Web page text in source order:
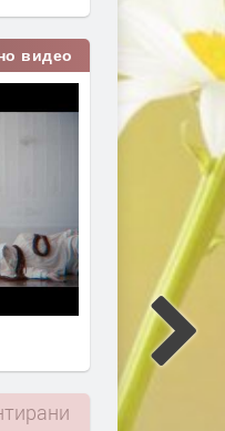
видео